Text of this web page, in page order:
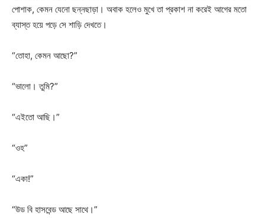
পোশাক, কেমন যেনো ছন্নছাড়া। অবাক হলেও মুখে তা প্রকাশ না করেই আগের মতো
ব্যাস্ত হয়ে পড়ে সে শাড়ি দেখতে।
“তোহা, কেমন আছো?”
“ভালো। তুমি?”
“এইতো আছি।”
“ওহ”
“একা!”
“উড বি হাসবেন্ড আছে সাথে।”